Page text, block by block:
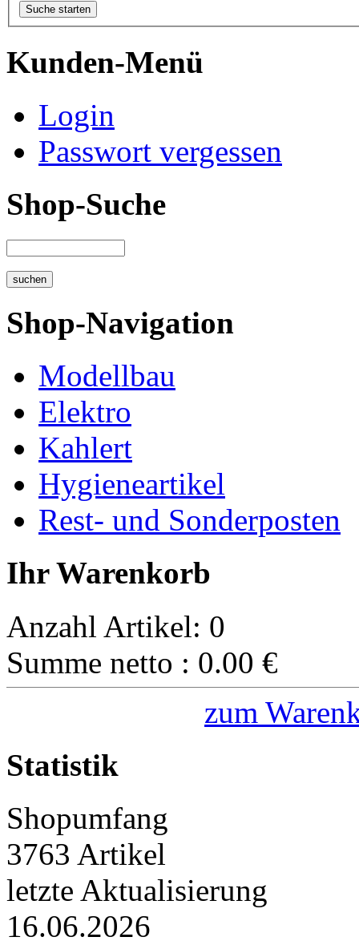
Kunden-Menü
Login
Passwort vergessen
Shop-Suche
Shop-Navigation
Modellbau
Elektro
Kahlert
Hygieneartikel
Rest- und Sonderposten
Ihr Warenkorb
Anzahl Artikel: 0
Summe netto : 0.00 €
zum
Statistik
Shopumfang
3763 Artikel
letzte Aktualisierung
16.06.2026